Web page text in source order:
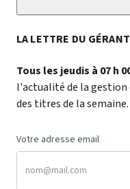
LA LETTRE DU GÉRANT
Tous les jeudis à 07 h
l'actualité de la gestion
des titres de la semaine.
Votre adresse email